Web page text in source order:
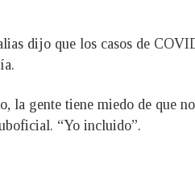
dijo que los casos de
la gente tiene miedo de que
“Yo incluido”.